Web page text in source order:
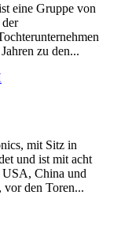
eine Gruppe von
zu den...
mit Sitz in
und ist mit acht
USA, China und
vor den Toren...